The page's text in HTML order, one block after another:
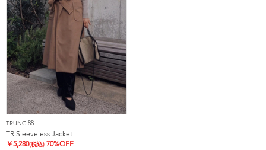
TRUNC 88
TR Sleeveless Jacket
￥5,280(税込) 70%OFF